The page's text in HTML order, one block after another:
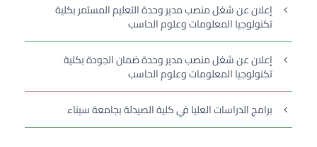
إعلان عن شغل منصب مدير وحدة التعليم المستمر بكلية
تكنولوجيا المعلومات وعلوم الحاسب
إعلان عن شغل منصب مدير وحدة ضمان الجودة بكلية
تكنولوجيا المعلومات وعلوم الحاسب
برامج الدراسات العليا في كلية الصيدلة بجامعة سيناء